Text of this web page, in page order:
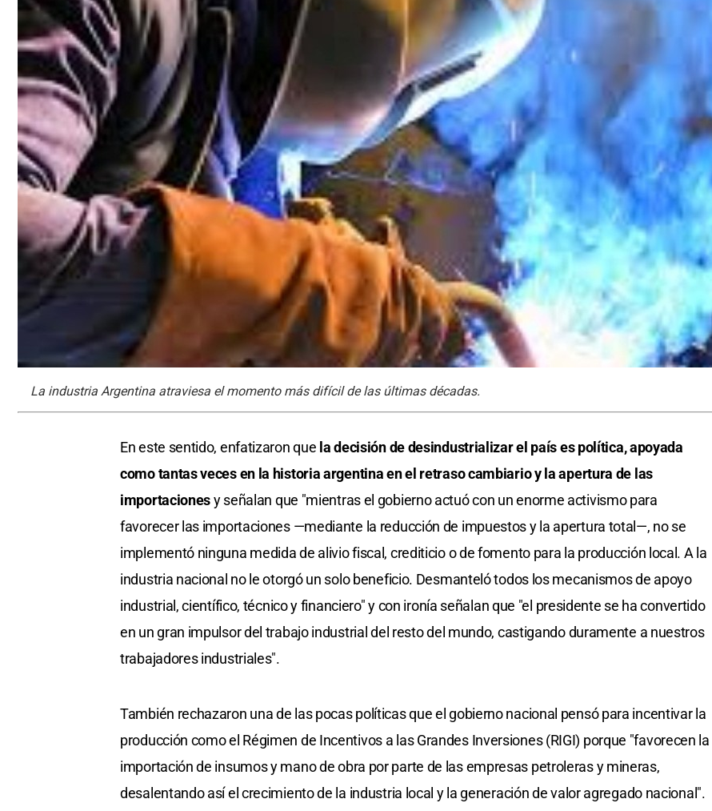
La industria Argentina atraviesa el momento más difícil de las últimas décadas.
En este sentido, enfatizaron que la decisión de desindustrializar el país es política, apoyada
como tantas veces en la historia argentina en el retraso cambiario y la apertura de las
importacionesy señalan que "mientras el gobierno actuó con un enorme activismo para
favorecer las importaciones —mediante la reducción de impuestos y la apertura total—, no se
implementó ninguna medida de alivio fiscal, crediticio o de fomento para la producción local. A la
industria nacional no le otorgó un solo beneficio. Desmanteló todos los mecanismos de apoyo
industrial, científico, técnico y financiero" y con ironía señalan que "el presidente se ha convertido
en un gran impulsor del trabajo industrial del resto del mundo, castigando duramente a nuestros
trabajadores industriales".
También rechazaron una de las pocas políticas que el gobierno nacional pensó para incentivar la
producción como el Régimen de Incentivos a las Grandes Inversiones (RIGI) porque "favorecen la
importación de insumos y mano de obra por parte de las empresas petroleras y mineras,
desalentando así el crecimiento de la industria local y la generación de valor agregado nacional".